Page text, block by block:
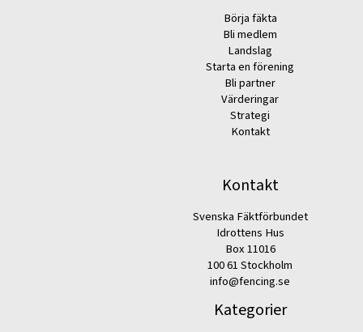
Börja fäkta
Bli medlem
Landslag
Starta en förening
Bli partner
Värderingar
Strategi
Kontakt
Kontakt
Svenska Fäktförbundet
Idrottens Hus
Box 11016
100 61 Stockholm
info@fencing.se
Kategorier